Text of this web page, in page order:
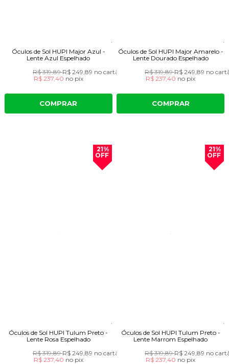
Óculos de Sol HUPI Major Azul -
Lente Azul Espelhado
R$ 319,89R$ 249,89 no cartão
R$ 237,40 no pix
COMPRAR
Óculos de Sol HUPI Major Amarelo -
Lente Dourado Espelhado
R$ 319,89R$ 249,89 no
R$ 237,40 no pix
COMPRAR
21%
OFF
Óculos de Sol HUPI Tulum Preto -
Lente Rosa Espelhado
R$ 319,89R$ 249,89 no cartão
R$ 237,40 no pix
21%
OFF
Óculos de Sol HUPI Tulum Preto -
Lente Marrom Espelhado
R$ 319,89R$ 249,89 no
R$ 237,40 no pix